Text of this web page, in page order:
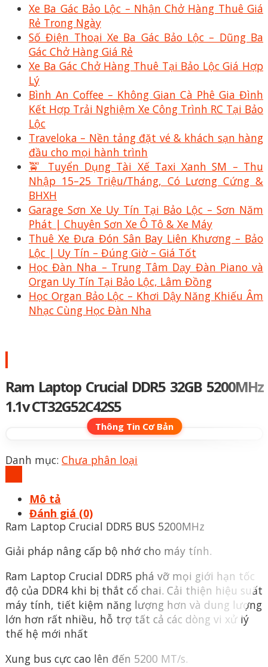
Xe Ba Gác Bảo Lộc – Nhận Chở Hàng Thuê Giá
Rẻ Trong Ngày
Số Điện Thoại Xe Ba Gác Bảo Lộc – Dũng Ba
Gác Chở Hàng Giá Rẻ
Xe Ba Gác Chở Hàng Thuê Tại Bảo Lộc Giá Hợp
Lý
Bình An Coffee – Không Gian Cà Phê Gia Đình
Kết Hợp Trải Nghiệm Xe Công Trình RC Tại Bảo
Lộc
Traveloka – Nền tảng đặt vé & khách sạn hàng
đầu cho mọi hành trình
🚖 Tuyển Dụng Tài Xế Taxi Xanh SM – Thu
Nhập 15–25 Triệu/Tháng, Có Lương Cứng &
BHXH
Garage Sơn Xe Uy Tín Tại Bảo Lộc – Sơn Năm
Phát | Chuyên Sơn Xe Ô Tô & Xe Máy
Thuê Xe Đưa Đón Sân Bay Liên Khương – Bảo
Lộc | Uy Tín – Đúng Giờ – Giá Tốt
Học Đàn Nha – Trung Tâm Dạy Đàn Piano và
Organ Uy Tín Tại Bảo Lộc, Lâm Đồng
Học Organ Bảo Lộc – Khơi Dậy Năng Khiếu Âm
Nhạc Cùng Học Đàn Nha
Ram Laptop Crucial DDR5 32GB 5200MHz
1.1v CT32G52C42S5
Danh mục: Chưa phân loại
Mô tả
Đánh giá (0)
Ram Laptop Crucial DDR5 BUS 5200MHz
Giải pháp nâng cấp bộ nhớ cho máy tính.
Ram Laptop Crucial DDR5 phá vỡ mọi giới hạn tốc
độ của DDR4 khi bị thắt cổ chai. Cải thiện hiệu suất
máy tính, tiết kiệm năng lượng hơn và dung lượng
lớn hơn rất nhiều, hỗ trợ tất cả các dòng vi xử lý
thế hệ mới nhất
Xung bus cực cao lên đến 5200 MT/s.